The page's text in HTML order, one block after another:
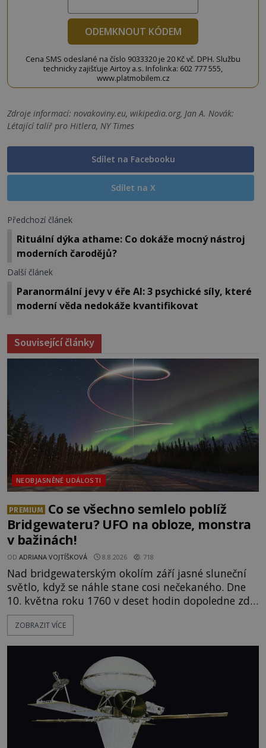
ODEMKNOUT KÓDEM
Cena SMS odeslané na číslo 9033320 je 20 Kč vč. DPH. Službu
technicky zajišťuje Airtoy a.s. Infolinka: 602 777 555,
www.platmobilem.cz
Zdroje informací: novakoviny.eu, wikipedia.org, Jan A. Novák:
Létající talíř pro Hitlera, NY Times
Sdílet na Facebooku
Sdílet na X
Předchozí článek
Rituální dýka athame: Co dokáže mocný nástroj
moderních čarodějů?
Další článek
Paranormální jevy v éře AI: 3 psychické síly, které
moderní věda nedokáže kvantifikovat
Související články
NEOBJASNĚNÉ UDÁLOSTI
PREMIUM
Co se všechno semlelo poblíž
Bridgewateru? UFO na obloze, monstra
v bažinách!
OD ADRIANA VOJTÍŠKOVÁ 8.8.2026 718
Nad bridgewaterským okolím září jasné sluneční
světlo, když se náhle stane cosi nečekaného. Dne
10. května roku 1760 v deset hodin dopoledne zde
dojde k vůbec prvnímu historicky doloženému
přeletu UFO. Podle záznamů vyzařuje takové
jen o nějaký optický klam, nebo se zde skutečně
právě vznáší mimozemská loď
ZOBRAZIT VÍCE